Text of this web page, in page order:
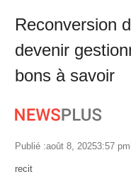
Reconversion
devenir
bons à savoir
Publié :août 8, 20253:57 pm
Author
recit